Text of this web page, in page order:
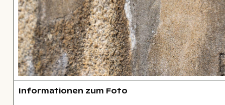
Informationen zum Foto